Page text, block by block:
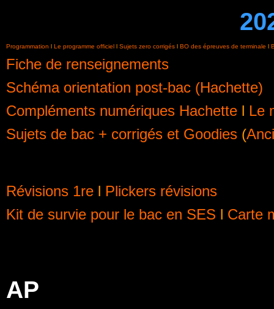
Programmation l Le programme officiel l Sujets zero corrigés l BO des épreuves de terminale l
Fiche de renseignements
Schéma orientation post-bac (Hachette)
Compléments numériques Hachette l Le
Sujets de bac + corrigés et Goodies (
Révisions 1re l Plickers révisions
Kit de survie pour le bac en SES l Carte
AP